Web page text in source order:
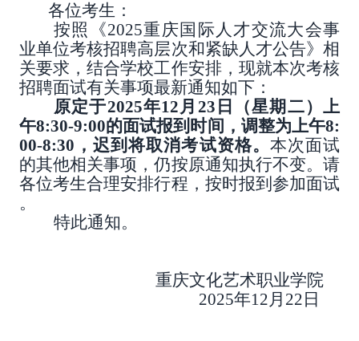
各位考生：
按照《2025重庆国际人才交流大会事
业单位考核招聘高层次和紧缺人才公告》相
关要求，结合学校工作安排，现就本次考核
招聘面试有关事项最新通知如下：
原定于2025年12月 23 日（星期二）上
午8:30-9:00的面试报到时间，调整为上午8:
00-8:30 ，迟到将取消考试资格。 本次面试
的其他相关事项，仍按原通知执行不变。请
各位考生合理安排行程，按时报到参加面试
。
特此通知。
重庆文化艺术职业学院
2025年12月 22 日